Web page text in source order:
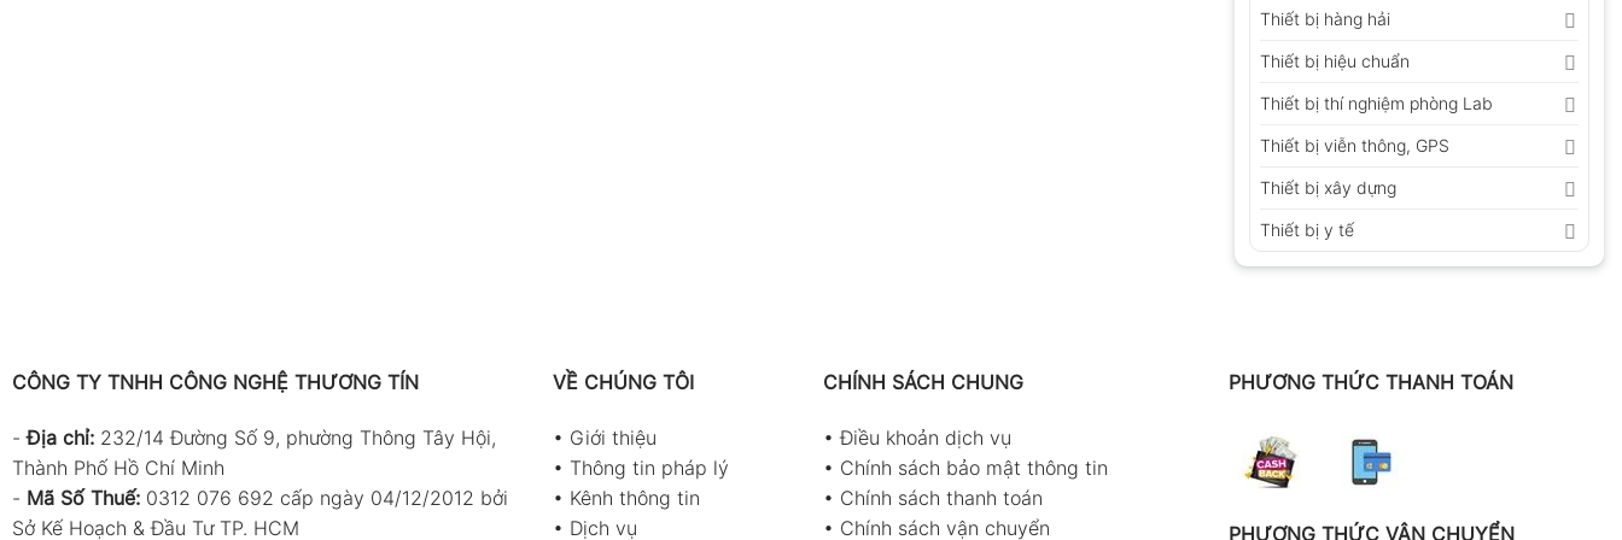
Thiết bị hàng hải
Thiết bị hiệu chuẩn
Thiết bị thí nghiệm phòng Lab
Thiết bị viễn thông, GPS
Thiết bị xây dựng
Thiết bị y tế
CÔNG TY TNHH CÔNG NGHỆ THƯƠNG TÍN
-Địa chỉ: 232/14 Đường Số 9, phường Thông Tây Hội,
Thành Phố Hồ Chí Minh
- Mã Số Thuế: 0312 076 692 cấp ngày 04/12/2012 bởi
Sở Kế Hoạch & Đầu Tư TP. HCM
VỀ CHÚNG TÔI
• Giới thiệu
• Thông tin pháp lý
• Kênh thông tin
• Dịch vụ
CHÍNH SÁCH CHUNG
•Điều khoản dịch vụ
• Chính sách bảo mật thông tin
• Chính sách thanh toán
• Chính sách vận chuyển
PHƯƠNG THỨC THANH TOÁN
PHƯƠNG THỨC VẬN CHUYỂN